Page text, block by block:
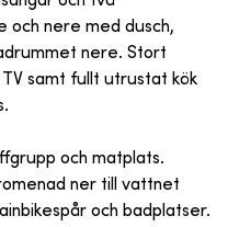
och nere med dusch,
nere. Stort
samt fullt utrustat kök
och matplats.
ner till vattnet
och badplatser.